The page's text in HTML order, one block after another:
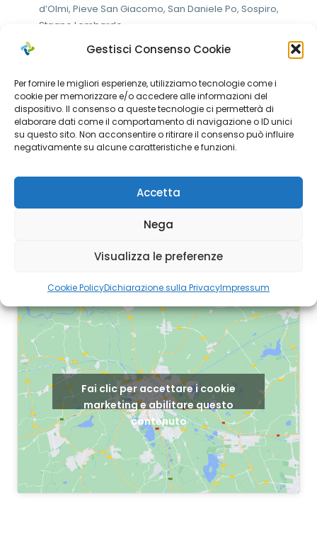
Gestisci Consenso Cookie
Per fornire le migliori esperienze, utilizziamo tecnologie come i
cookie per memorizzare e/o accedere alle informazioni del
dispositivo. Il consenso a queste tecnologie ci permetterà di
elaborare dati come il comportamento di navigazione o ID unici
su questo sito. Non acconsentire o ritirare il consenso può influire
negativamente su alcune caratteristiche e funzioni.
Accetta
Nega
Visualizza le preferenze
Cookie PolicyDichiarazione sulla PrivacyImpressum
d’Olmi, Pieve San Giacomo, San Daniele Po, Sospiro,
Stagno Lombardo
Cantone, Crotta D’Adda, Formigara, Grumello Cremonese
At 7: Cremona Città
Seleziona il tuo
comune:
Fai clic per accettare i cookie
marketing e abilitare questo
contenuto